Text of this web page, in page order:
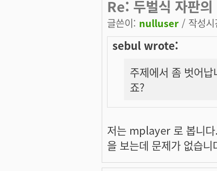
Re: 두벌식 자판의
글쓴이: nulluser / 작성
sebul wrote:
주제에서 좀 벗어
죠?
저는 mplayer 로 봅니
을 보는데 문제가 없습니